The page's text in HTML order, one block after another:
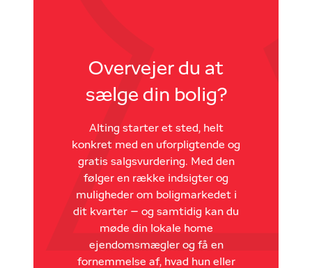
Overvejer du at
sælge din bolig?
Alting starter et sted, helt
konkret med en uforpligtende og
gratis salgsvurdering. Med den
følger en række indsigter og
muligheder om boligmarkedet i
dit kvarter – og samtidig kan du
møde din lokale home
ejendomsmægler og få en
fornemmelse af, hvad hun eller